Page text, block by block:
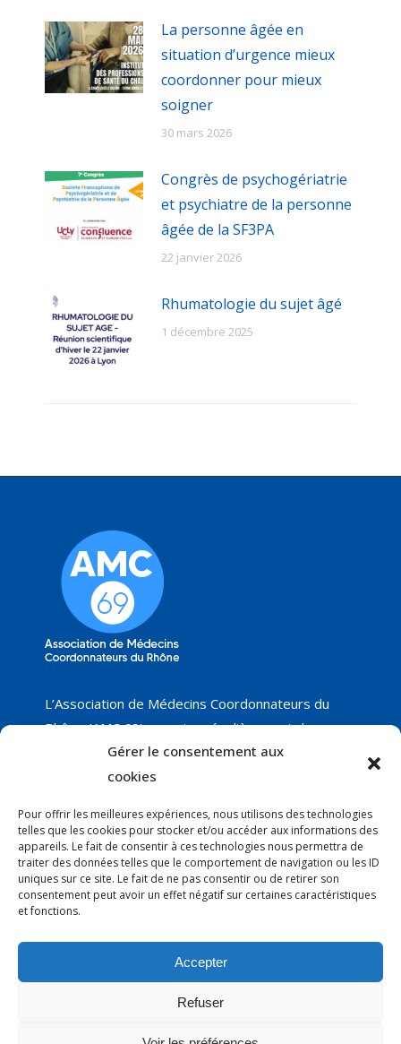
Gérer le consentement aux
cookies
Pour offrir les meilleures expériences, nous utilisons des technologies
telles que les cookies pour stocker et/ou accéder aux informations des
appareils. Le fait de consentir à ces technologies nous permettra de
traiter des données telles que le comportement de navigation ou les ID
uniques sur ce site. Le fait de ne pas consentir ou de retirer son
consentement peut avoir un effet négatif sur certaines caractéristiques
et fonctions.
Accepter
Refuser
La personne âgée en
situation d’urgence mieux
coordonner pour mieux
soigner
30 mars 2026
Congrès de psychogériatrie
et psychiatre de la personne
âgée de la SF3PA
22 janvier 2026
Rhumatologie du sujet âgé
1 décembre 2025
L’Association de Médecins Coordonnateurs du
Rhône (AMC 69) organise régulièrement des
groupes de travail sur différents thèmes, dont
nous vous proposerons les résultats, ainsi que les
de vous faire part de nos nouveautés !
Courrier:
Anne-Claire Thury - AMC 69
19 rue Capitaine Ferber
69300 CALUIRE
association.medco.69@gmail.com